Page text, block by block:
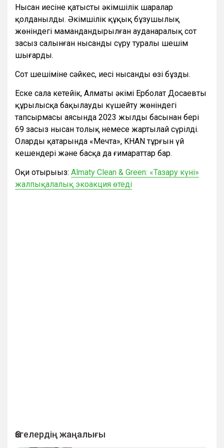
Нысан иесіне қатысты әкімшілік шаралар
қолданылды. Әкімшілік құқық бұзушылық
жөніндегі мамандандырылған ауданаралық сот
заңсыз салынған нысанды сүру туралы шешім
шығарды.
Сот шешіміне сәйкес, иесі нысанды өзі бұзды.
Еске сала кетейік, Алматы әкімі Ерболат Досаевтың
құрылысқа бақылауды күшейту жөніндегі
тапсырмасы аясында 2023 жылдың басынан бері
69 заңсыз нысан толық немесе жартылай сүрілді.
Олардың қатарында «Мечта», KHAN тұрғын үй
кешендері және басқа да ғимараттар бар.
Оқи отырыңыз: Almaty Clean & Green: «Тазару күні»
жалпықалалық экоакция өтеді